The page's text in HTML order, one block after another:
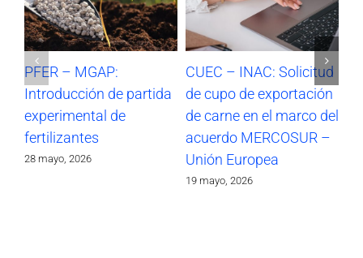
PFER – MGAP:
Introducción de partida
experimental de
fertilizantes
28 mayo, 2026
CUEC – INAC: Solicitud
de cupo de exportación
de carne en el marco del
acuerdo MERCOSUR –
Unión Europea
19 mayo, 2026